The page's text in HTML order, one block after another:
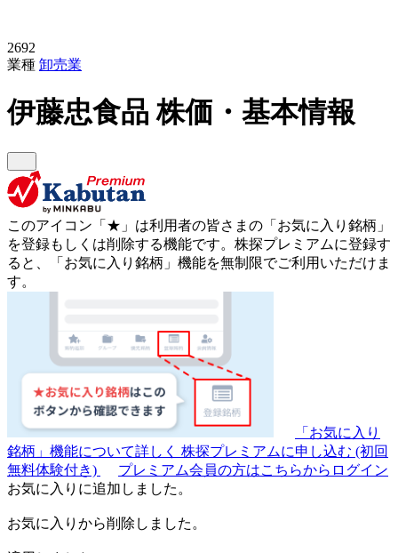
2692
業種 卸売業
伊藤忠食品株価・基本情報
このアイコン 「★」 は利用者の皆さまの 「お気に入り銘柄」
を登録もしくは削除する機能です。 株探プレミアムに登録す
ると、「お気に入り銘柄」機能を無制限でご利用いただけま
す。
「お気に入り
銘柄」機能について詳しく 株探プレミアムに申し込む (初回
無料体験付き)
プレミアム会員の方はこちらからログイン
お気に入りに追加しました。
お気に入りから削除しました。